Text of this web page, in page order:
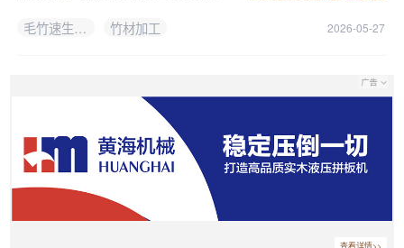
毛竹速生机制
竹材加工 2026-05-27